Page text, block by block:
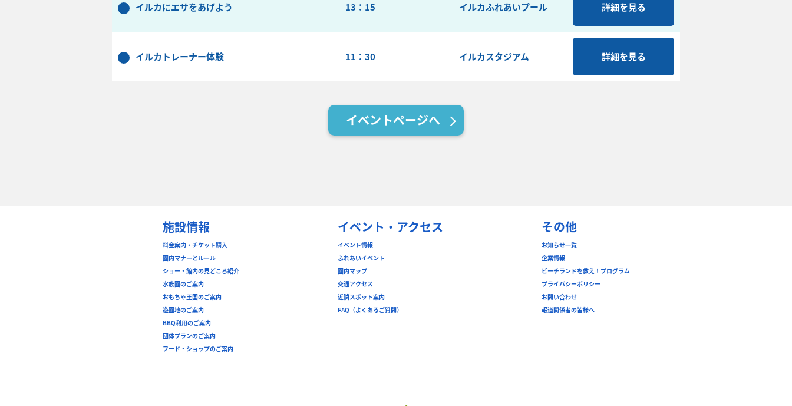
イルカにエサをあげよう 13：15 イルカふれあいプール 詳細を見る
イルカトレーナー体験 11：30 イルカスタジアム 詳細を見る
イベントページへ
施設情報
料金案内・チケット購入
園内マナーとルール
ショー・館内の見どころ紹介
水族園のご案内
おもちゃ王国のご案内
遊園地のご案内
BBQ利用のご案内
団体プランのご案内
フード・ショップのご案内
イベント・アクセス
イベント情報
ふれあいイベント
園内マップ
交通アクセス
近隣スポット案内
FAQ（よくあるご質問）
その他
お知らせ一覧
企業情報
ビーチランドを救え！プログラム
プライバシーポリシー
お問い合わせ
報道関係者の皆様へ